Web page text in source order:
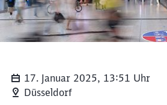
17. Januar 2025, 13:51 Uhr
Düsseldorf